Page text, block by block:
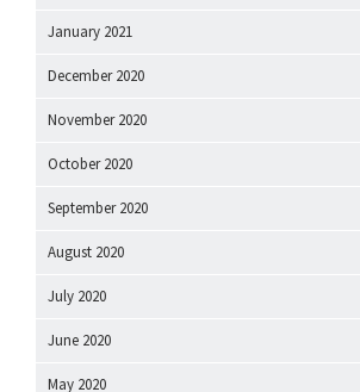
January 2021
December 2020
November 2020
October 2020
September 2020
August 2020
July 2020
June 2020
May 2020